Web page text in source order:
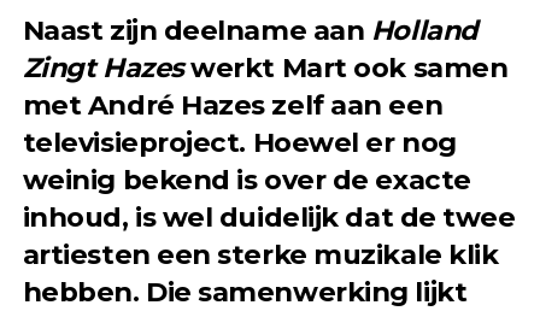
Naast zijn deelname aan Holland
Zingt Hazeswerkt Mart ook samen
met André Hazes zelf aan een
televisieproject. Hoewel er nog
weinig bekend is over de exacte
inhoud, is wel duidelijk dat de twee
artiesten een sterke muzikale klik
hebben. Die samenwerking lijkt